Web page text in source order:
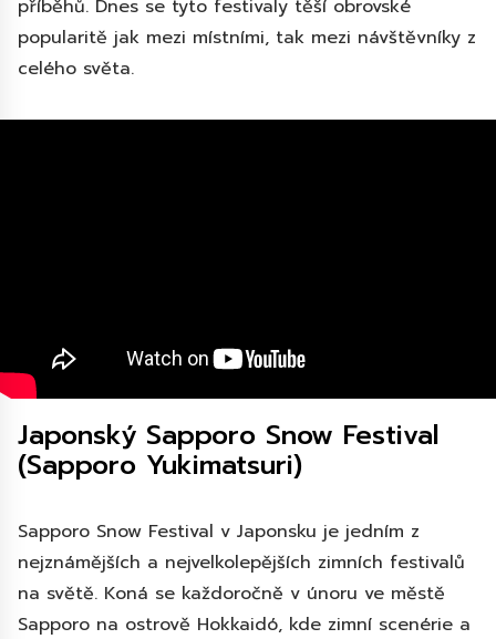
příběhů. Dnes se tyto festivaly těší obrovské
popularitě jak mezi místními, tak mezi návštěvníky z
celého světa.
Japonský Sapporo Snow Festival
(Sapporo Yukimatsuri)
Sapporo Snow Festival v Japonsku je jedním z
nejznámějších a nejvelkolepějších zimních festivalů
na světě. Koná se každoročně v únoru ve městě
Sapporo na ostrově Hokkaidó, kde zimní scenérie a